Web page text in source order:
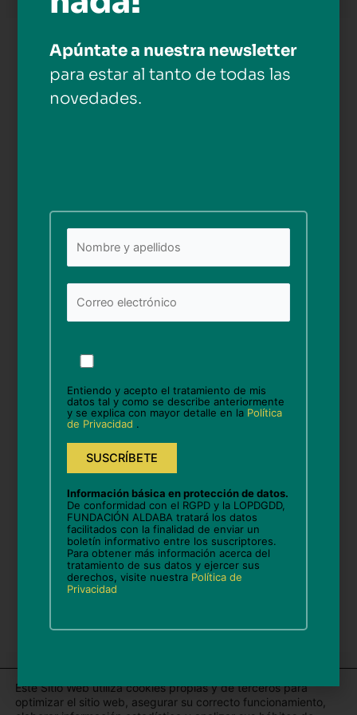
Deja una respuesta
Tu dirección de correo electrónico no será publicada.
Los campos obligatorios están marcados con
Correo
electrónico*
Guarda mi nombre, correo electrónico y web en
este navegador para la próxima vez que comente.
Este Sitio Web utiliza cookies propias y de terceros para
optimizar el sitio web, asegurar su correcto funcionamiento,
Apúntate a nuestra newsletter
para estar al tanto de todas las
novedades.
favor,
este
campo
vacío.
Entiendo y acepto el tratamiento de mis
datos tal y como se describe anteriormente
y se explica con mayor detalle en la Política
de Privacidad .
Información básica en protección de datos.
De conformidad con el RGPD y la LOPDGDD,
FUNDACIÓN ALDABA tratará los datos
facilitados con la finalidad de enviar un
boletín informativo entre los suscriptores.
Para obtener más información acerca del
tratamiento de sus datos y ejercer sus
derechos, visite nuestra Política de
Privacidad